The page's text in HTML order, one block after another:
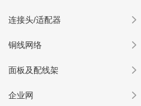
连接头/适配器
铜线网络
面板及配线架
企业网